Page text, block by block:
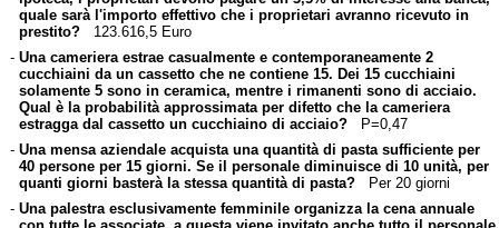
quale sarà l'importo effettivo che i proprietari avranno ricevuto in
prestito?123.616,5 Euro
- Una cameriera estrae casualmente e contemporaneamente 2
cucchiaini da un cassetto che ne contiene 15. Dei 15 cucchiaini
solamente 5 sono in ceramica, mentre i rimanenti sono di acciaio.
Qual è la probabilità approssimata per difetto che la cameriera
estragga dal cassetto un cucchiaino di acciaio?P=0,47
- Una mensa aziendale acquista una quantità di pasta sufficiente per
40 persone per 15 giorni. Se il personale diminuisce di 10 unità, per
quanti giorni basterà la stessa quantità di pasta?Per 20 giorni
- Una palestra esclusivamente femminile organizza la cena annuale